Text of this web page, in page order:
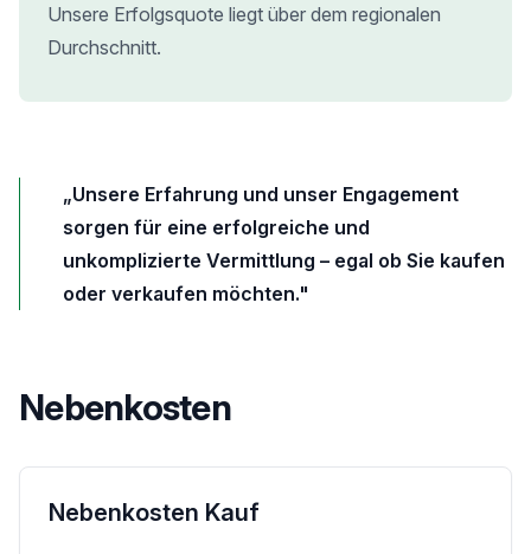
Unsere Erfolgsquote liegt über dem regionalen
Durchschnitt.
„Unsere Erfahrung und unser Engagement
sorgen für eine erfolgreiche und
unkomplizierte Vermittlung – egal ob Sie kaufen
oder verkaufen möchten."
Nebenkosten
Nebenkosten Kauf